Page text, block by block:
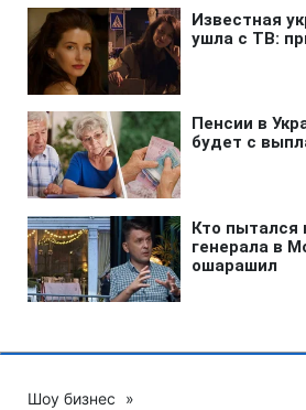
Шоу бизнес »